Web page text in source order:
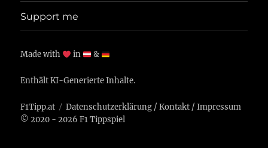
Support me
Made with in &
Enthält KI-Generierte Inhalte.
F1Tipp.at Datenschutzerklärung /Kontakt /Impressum
© 2020 - 2026 F1 Tippspiel